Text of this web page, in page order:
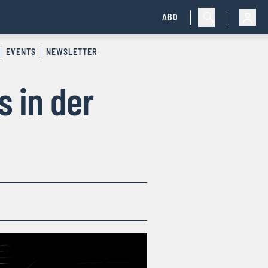
ABO
EVENTS NEWSLETTER
in der